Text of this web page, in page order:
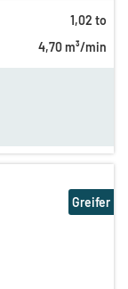
1,02 to
4,70 m³/min
Greifer